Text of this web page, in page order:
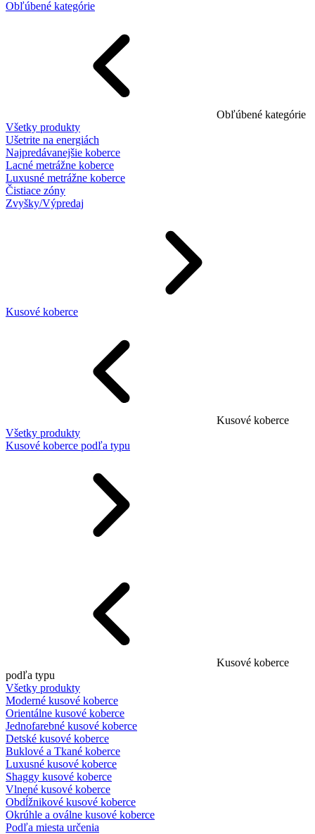
Obľúbené kategórie
Obľúbené kategórie
Všetky produkty
Ušetrite na energiách
Najpredávanejšie koberce
Lacné metrážne koberce
Luxusné metrážne koberce
Čistiace zóny
Zvyšky/Výpredaj
Kusové koberce
Kusové koberce
Všetky produkty
Kusové koberce podľa typu
Kusové koberce
podľa typu
Všetky produkty
Moderné kusové koberce
Orientálne kusové koberce
Jednofarebné kusové koberce
Detské kusové koberce
Buklové a Tkané koberce
Luxusné kusové koberce
Shaggy kusové koberce
Vlnené kusové koberce
Obdĺžnikové kusové koberce
Okrúhle a oválne kusové koberce
Podľa miesta určenia